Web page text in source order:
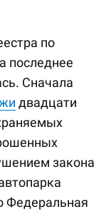
по
последнее
Сначала
двадцати
закона
Федеральная